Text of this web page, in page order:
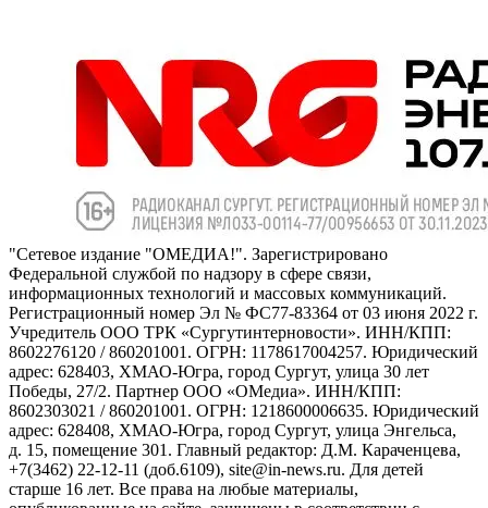
"Сетевое издание "ОМЕДИА!". Зарегистрировано
Федеральной службой по надзору в сфере связи,
информационных технологий и массовых коммуникаций.
Регистрационный номер Эл № ФС77-83364 от 03 июня 2022 г.
Учредитель ООО ТРК «Сургутинтерновости». ИНН/КПП:
8602276120 / 860201001. ОГРН: 1178617004257. Юридический
адрес: 628403, ХМАО-Югра, город Сургут, улица 30 лет
Победы, 27/2. Партнер ООО «ОМедиа». ИНН/КПП:
8602303021 / 860201001. ОГРН: 1218600006635. Юридический
адрес: 628408, ХМАО-Югра, город Сургут, улица Энгельса,
д. 15, помещение 301. Главный редактор: Д.М. Караченцева,
+7(3462) 22-12-11 (доб.6109), site@in-news.ru. Для детей
старше 16 лет. Все права на любые материалы,